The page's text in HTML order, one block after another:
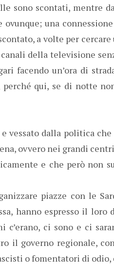
sono scontati, mentre
una
a volte per
della televisione
facendo un’ora di
qui, se di notte
vessato dalla politica
ovvero nei grandi
e che però non
piazze con le
hanno espresso il loro
ci sono e ci
il governo regionale,
o fomentatori di odio,